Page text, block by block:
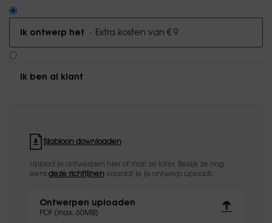
Ik ontwerp het · Extra kosten van € 9
Ik ben al klant
Sjabloon downloaden
Upload je ontwerpen hier of mail ze later. Bekijk ze nog
eens deze richtlijnen voordat je je ontwerp uploadt.
Ontwerpen uploaden
PDF (max. 60MB)